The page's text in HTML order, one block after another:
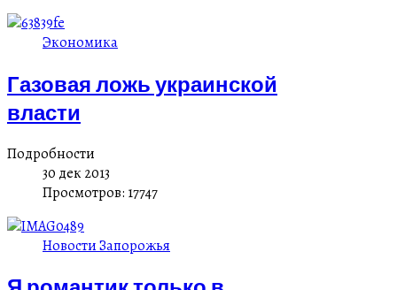
Экономика
Газовая ложь украинской
власти
Подробности
30 дек 2013
Просмотров: 17747
Новости Запорожья